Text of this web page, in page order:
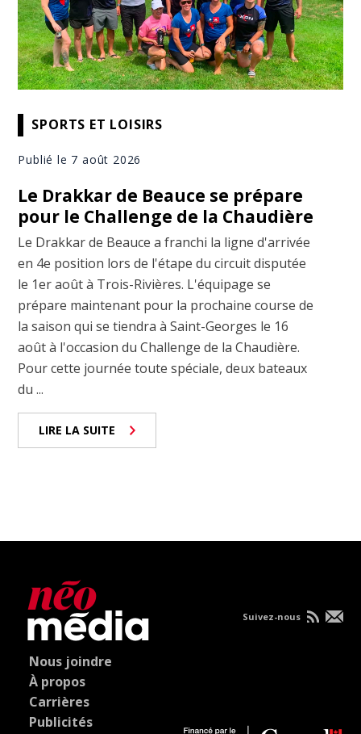
SPORTS ET LOISIRS
Publié le 7 août 2026
Le Drakkar de Beauce se prépare
pour le Challenge de la Chaudière
Le Drakkar de Beauce a franchi la ligne d'arrivée
en 4e position lors de l'étape du circuit disputée
le 1er août à Trois-Rivières. L'équipage se
prépare maintenant pour la prochaine course de
la saison qui se tiendra à Saint-Georges le 16
août à l'occasion du Challenge de la Chaudière.
Pour cette journée toute spéciale, deux bateaux
du ...
LIRE LA SUITE
Nous joindre
À propos
Carrières
Publicités
Suivez-nous